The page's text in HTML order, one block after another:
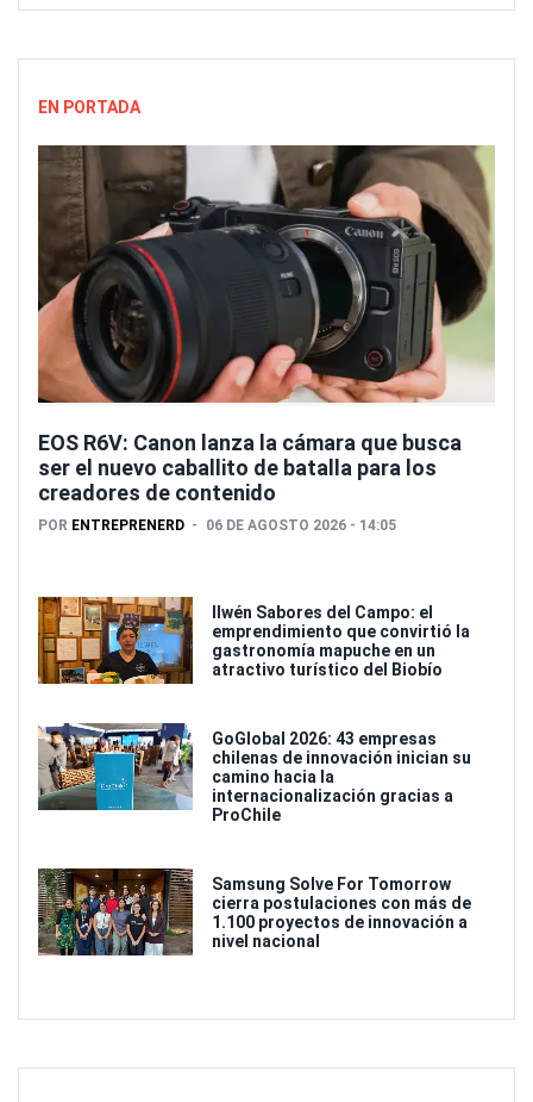
EN PORTADA
EOS R6V: Canon lanza la cámara que busca
ser el nuevo caballito de batalla para los
creadores de contenido
POR ENTREPRENERD 06 DE AGOSTO 2026 - 14:05
Ilwén Sabores del Campo: el
emprendimiento que convirtió la
gastronomía mapuche en un
atractivo turístico del Biobío
GoGlobal 2026: 43 empresas
chilenas de innovación inician su
camino hacia la
internacionalización gracias a
ProChile
Samsung Solve For Tomorrow
cierra postulaciones con más de
1.100 proyectos de innovación a
nivel nacional